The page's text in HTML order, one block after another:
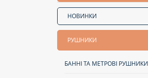
НОВИНКИ
РУШНИКИ
БАННІ ТА МЕТРОВІ РУШНИКИ